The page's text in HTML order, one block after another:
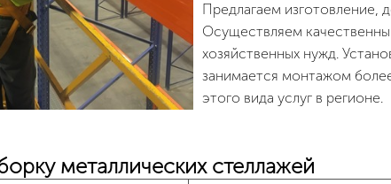
Предлагаем изготовление,
Осуществляем
хозяйственных нужд.
занимается монтажом
этого вида услуг в регионе.
металлических стеллажей